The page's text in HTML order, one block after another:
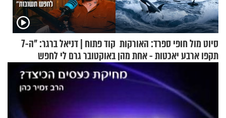
סיוט מול חופי ספרד: האורקות
תקפו ארבע יאכטות - אחת מהן
קוד פתוח | דניאל ברגר: "ה-7
באוקטובר גרם לי לחפש
תשובות"